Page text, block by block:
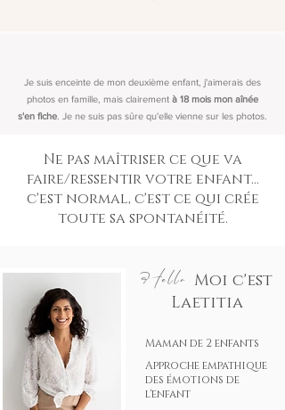
Je suis enceinte de mon deuxième enfant, j'aimerais des
photos en famille, mais clairement à 18 mois mon aînée
s'en fiche . Je ne suis pas sûre qu'elle vienne sur les photos.
Ne pas maîtriser ce que va
faire/ressentir votre enfant...
c'est normal, c'est ce qui crée
toute sa spontanéité.
Maman de 2 enfants
Approche empathique
des émotions de
l'enfant
Hello Moi c'est
Laetitia